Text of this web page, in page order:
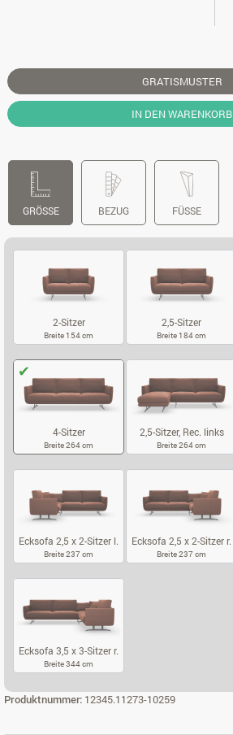
GRATISMUSTER
IN DEN WARENKORB
GRÖSSE BEZUG FÜSSE
2-Sitzer
Breite 154 cm
2,5-Sitzer
Breite 184 cm
4-Sitzer
Breite 264 cm
2,5-Sitzer, Rec. links
Breite 264 cm
Ecksofa 2,5 x 2-Sitzer l.
Breite 237 cm
Ecksofa 2,5 x 2-Sitzer r.
Breite 237 cm
Ecksofa 3,5 x 3-Sitzer r.
Breite 344 cm
Produktnummer: 12345.11273-10259